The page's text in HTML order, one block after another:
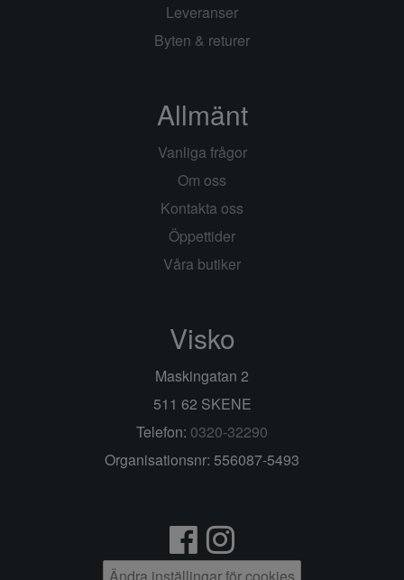
Leveranser
Byten & returer
Allmänt
Vanliga frågor
Om oss
Kontakta oss
Öppettider
Våra butiker
Visko
Maskingatan 2
511 62 SKENE
Telefon: 0320-32290
Organisationsnr: 556087-5493